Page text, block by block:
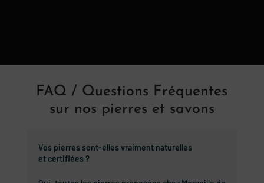
FAQ / Questions Fréquentes
sur nos pierres et savons
Vos pierres sont-elles vraiment naturelles
et certifiées ?